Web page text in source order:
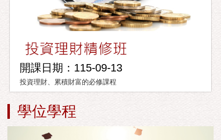
開課日期：115-09-13
投資理財、累積財富的必修課程
學位學程